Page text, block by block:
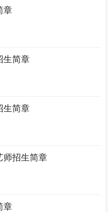
章
生简章
生简章
师招生简章
章